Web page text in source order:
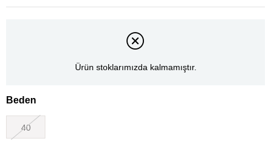
Ürün stoklarımızda kalmamıştır.
Beden
40